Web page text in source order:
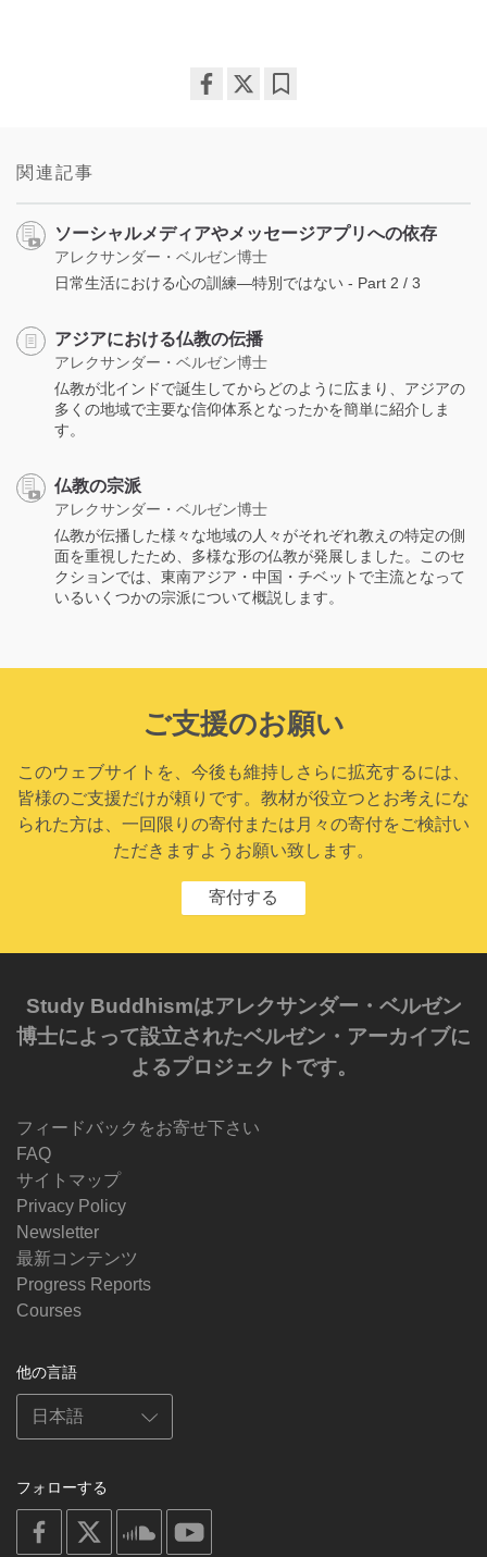
関連記事
ソーシャルメディアやメッセージアプリへの依存
アレクサンダー・ベルゼン博士
日常生活における心の訓練―特別ではない - Part 2 / 3
アジアにおける仏教の伝播
アレクサンダー・ベルゼン博士
仏教が北インドで誕生してからどのように広まり、アジアの
多くの地域で主要な信仰体系となったかを簡単に紹介しま
す。
仏教の宗派
アレクサンダー・ベルゼン博士
仏教が伝播した様々な地域の人々がそれぞれ教えの特定の側
面を重視したため、多様な形の仏教が発展しました。このセ
クションでは、東南アジア・中国・チベットで主流となって
いるいくつかの宗派について概説します。
ご支援のお願い
このウェブサイトを、今後も維持しさらに拡充するには、
皆様のご支援だけが頼りです。教材が役立つとお考えにな
られた方は、一回限りの寄付または月々の寄付をご検討い
ただきますようお願い致します。
寄付する
Study Buddhismはアレクサンダー・ベルゼン
博士によって設立されたベルゼン・アーカイブに
よるプロジェクトです。
フィードバックをお寄せ下さい
FAQ
サイトマップ
Privacy Policy
Newsletter
最新コンテンツ
Progress Reports
Courses
他の言語
フォローする
on
facebook
soundcloud